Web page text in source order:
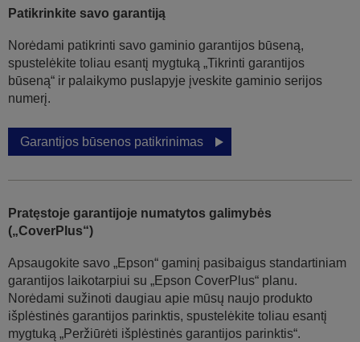
Patikrinkite savo garantiją
Norėdami patikrinti savo gaminio garantijos būseną,
spustelėkite toliau esantį mygtuką „Tikrinti garantijos
būseną“ ir palaikymo puslapyje įveskite gaminio serijos
numerį.
Garantijos būsenos patikrinimas
Pratęstoje garantijoje numatytos galimybės
(„CoverPlus“)
Apsaugokite savo „Epson“ gaminį pasibaigus standartiniam
garantijos laikotarpiui su „Epson CoverPlus“ planu.
Norėdami sužinoti daugiau apie mūsų naujo produkto
išplėstinės garantijos parinktis, spustelėkite toliau esantį
mygtuką „Peržiūrėti išplėstinės garantijos parinktis“.